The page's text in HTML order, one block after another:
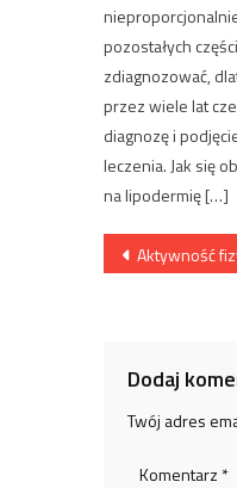
pozostałych
zdiagnozować,
przez wiele lat
diagnozę i
leczenia. Jak się
na lipodermię […]
Aktywność fizyczna
Dodaj
Twój adres
Komentarz *